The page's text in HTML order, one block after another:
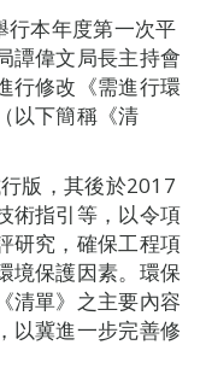
行本年度第一次平
譚偉文局長主持會
行修改《需進行環
以下簡稱《清
版，其後於2017
術指引等，以令項
研究，確保工程項
境保護因素。環保
清單》之主要內容
以冀進一步完善修